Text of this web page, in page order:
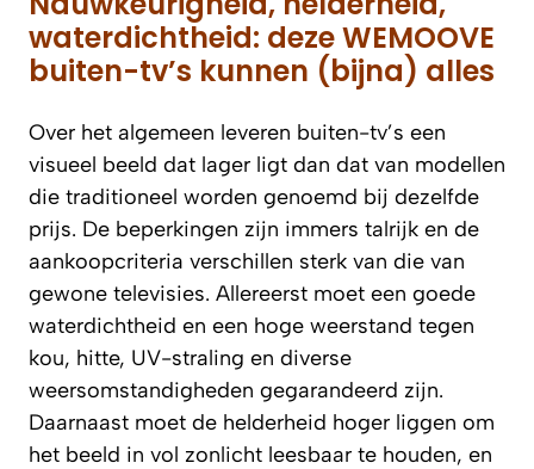
waterdichtheid: deze WEMOOVE
buiten-tv’s kunnen (bijna) alles
Over het algemeen leveren buiten-tv’s een
visueel beeld dat lager ligt dan dat van modellen
die traditioneel worden genoemd bij dezelfde
prijs. De beperkingen zijn immers talrijk en de
aankoopcriteria verschillen sterk van die van
gewone televisies. Allereerst moet een goede
waterdichtheid en een hoge weerstand tegen
kou, hitte, UV-straling en diverse
weersomstandigheden gegarandeerd zijn.
Daarnaast moet de helderheid hoger liggen om
het beeld in vol zonlicht leesbaar te houden, en